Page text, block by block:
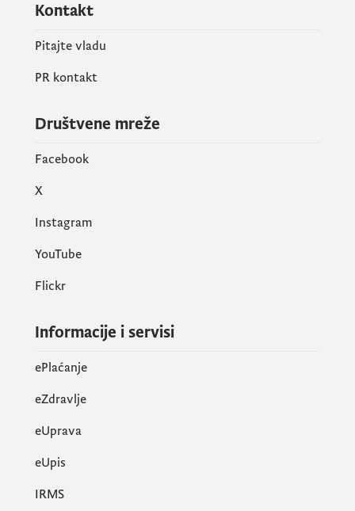
Kontakt
Pitajte vladu
PR kontakt
Društvene mreže
Facebook
X
Instagram
YouTube
Flickr
Informacije i servisi
ePlaćanje
eZdravlje
eUprava
еUpis
IRMS